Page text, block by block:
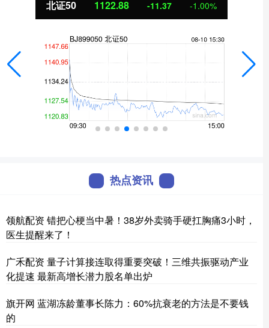
北证50 1122.88 -11.37 -1.00%
热点资讯
领航配资 错把心梗当中暑！38岁外卖骑手硬扛胸痛3小时，
医生提醒来了！
广禾配资 量子计算接连取得重要突破！三维共振驱动产业
化提速 最新高增长潜力股名单出炉
旗开网 蓝湖冻龄董事长陈力：60%抗衰老的方法是不要钱
的